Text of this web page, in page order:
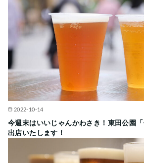
2022-10-14
今週末はいいじゃんかわさき！東田公園
出店いたします！